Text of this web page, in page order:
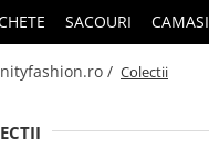
SACOURI CAMASI
/ Colectii